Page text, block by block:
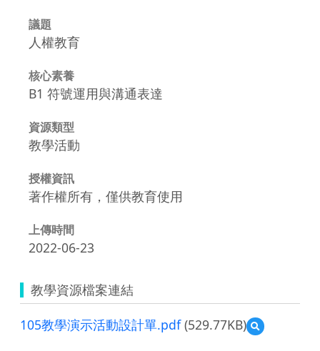
議題
人權教育
核心素養
B1 符號運用與溝通表達
資源類型
教學活動
授權資訊
著作權所有，僅供教育使用
上傳時間
2022-06-23
教學資源檔案連結
105教學演示活動設計單.pdf(529.77KB)
預
覽